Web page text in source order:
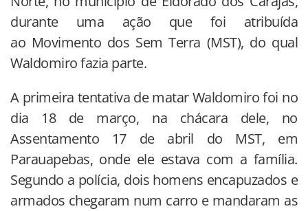
durante uma ação que foi atribuída
ao Movimento dos Sem Terra (MST), do qual
Waldomiro fazia parte.
A primeira tentativa de matar Waldomiro foi no
dia 18 de março, na chácara dele, no
Assentamento 17 de abril do MST, em
Parauapebas, onde ele estava com a família.
Segundo a polícia, dois homens encapuzados e
armados chegaram num carro e mandaram as